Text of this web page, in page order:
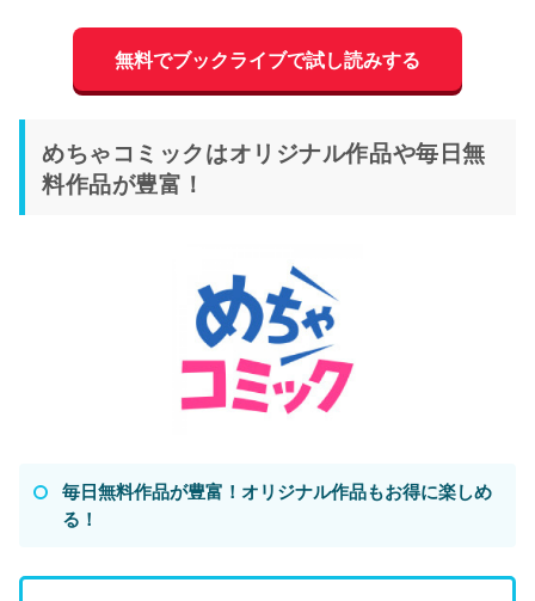
無料でブックライブで試し読みする
めちゃコミックはオリジナル作品や毎日無
料作品が豊富！
毎日無料作品が豊富！オリジナル作品もお得に楽しめ
る！